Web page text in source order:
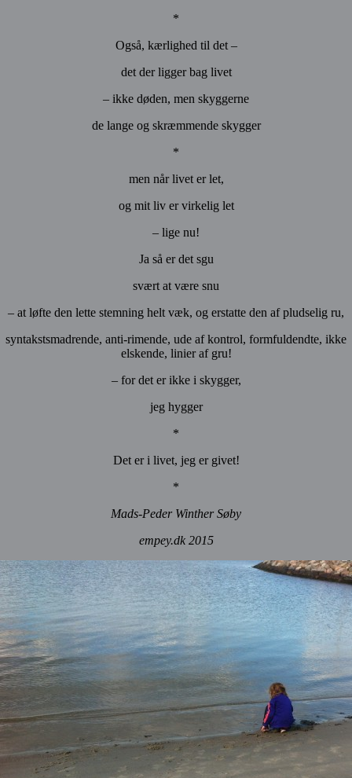
*
Også, kærlighed til det –
det der ligger bag livet
– ikke døden, men skyggerne
de lange og skræmmende skygger
*
men når livet er let,
og mit liv er virkelig let
– lige nu!
Ja så er det sgu
svært at være snu
– at løfte den lette stemning helt væk, og erstatte den af pludselig ru,
syntakstsmadrende, anti-rimende, ude af kontrol, formfuldendte, ikke
elskende, linier af gru!
– for det er ikke i skygger,
jeg hygger
*
Det er i livet, jeg er givet!
*
Mads-Peder Winther Søby
empey.dk 2015